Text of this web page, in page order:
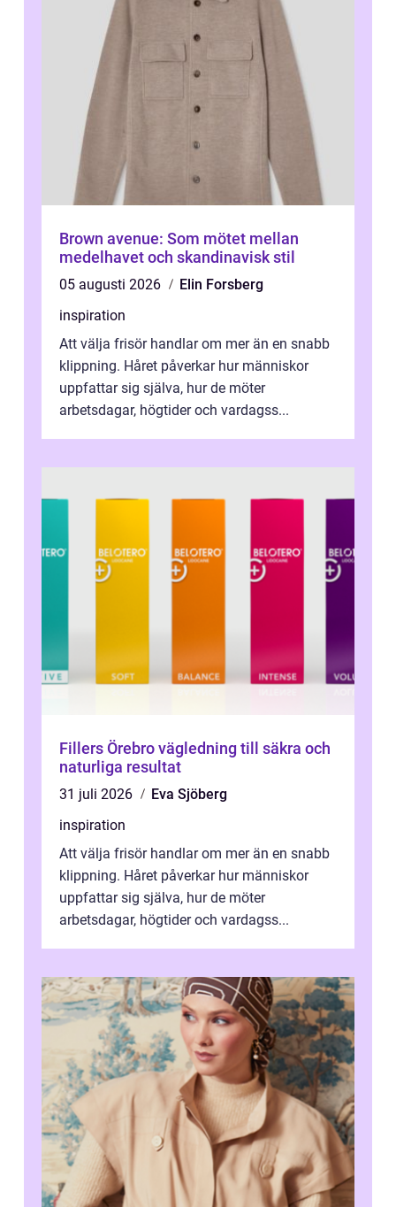
Brown avenue: Som mötet mellan
medelhavet och skandinavisk stil
05 augusti 2026
Elin Forsberg
inspiration
Att välja frisör handlar om mer än en snabb
klippning. Håret påverkar hur människor
uppfattar sig själva, hur de möter
arbetsdagar, högtider och vardagss...
Fillers Örebro vägledning till säkra och
naturliga resultat
31 juli 2026
Eva Sjöberg
inspiration
Att välja frisör handlar om mer än en snabb
klippning. Håret påverkar hur människor
uppfattar sig själva, hur de möter
arbetsdagar, högtider och vardagss...